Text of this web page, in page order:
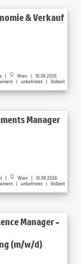
& Verkauf
|
Wien | 10.08.2026
| unbefristet | Vollzeit
Manager
|
Wien | 10.08.2026
| unbefristet | Vollzeit
Manager -
(m/w/d)